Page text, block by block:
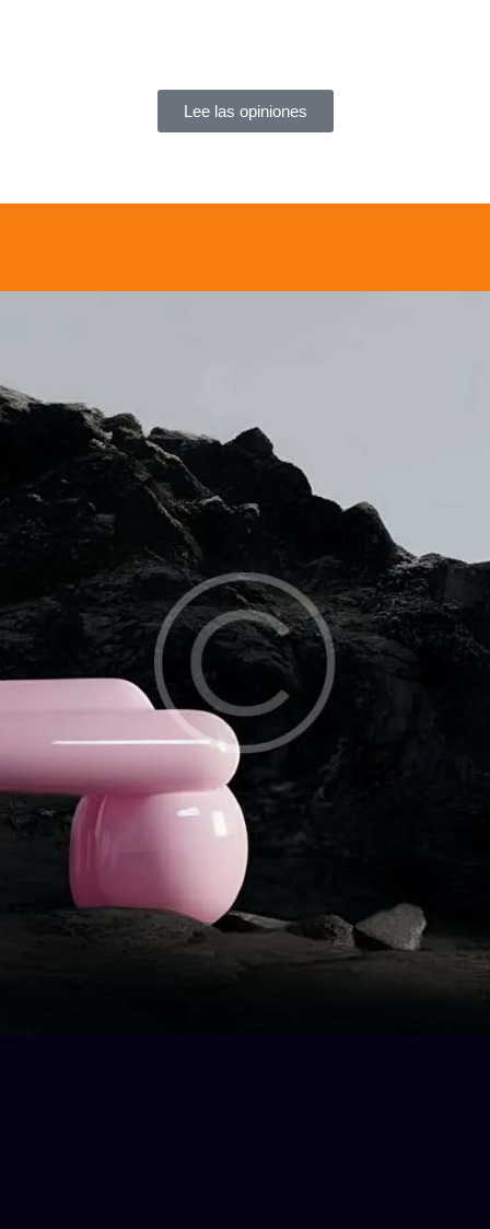
Lee las opiniones